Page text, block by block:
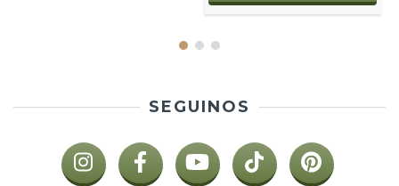
SEGUINOS